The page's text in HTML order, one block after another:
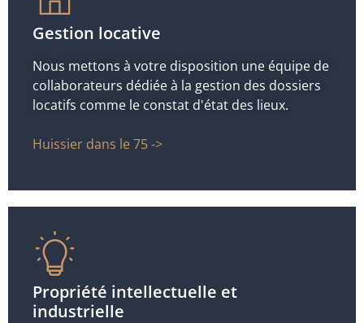
Gestion locative
Nous mettons à votre disposition une équipe de
collaborateurs dédiée à la gestion des dossiers
locatifs comme le constat d'état des lieux.
Huissier dans le 75 ->
Propriété intellectuelle et
industrielle